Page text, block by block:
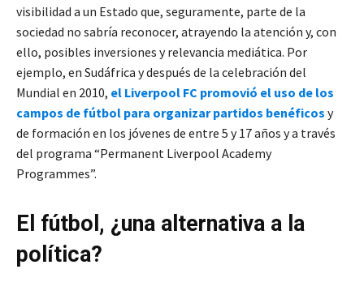
visibilidad a un Estado que, seguramente, parte de la
sociedad no sabría reconocer, atrayendo la atención y, con
ello, posibles inversiones y relevancia mediática. Por
ejemplo, en Sudáfrica y después de la celebración del
Mundial en 2010, el Liverpool FC promovió el uso de los
campos de fútbol para organizar partidos benéficos y
de formación en los jóvenes de entre 5 y 17 años y a través
del programa “Permanent Liverpool Academy
Programmes”.
El fútbol, ¿una alternativa a la
política?